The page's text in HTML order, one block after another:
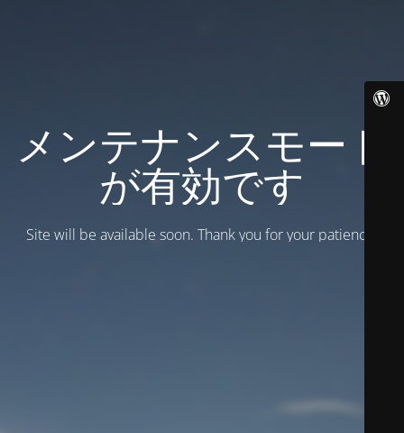
メンテナンスモード
が有効です
Site will be available soon. Thank you for your patience!